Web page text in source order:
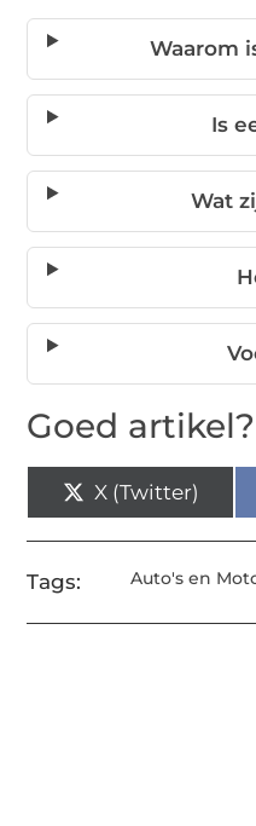
Waarom
Is
Wat
Goed
X (Twitter)
Tags: Auto's en